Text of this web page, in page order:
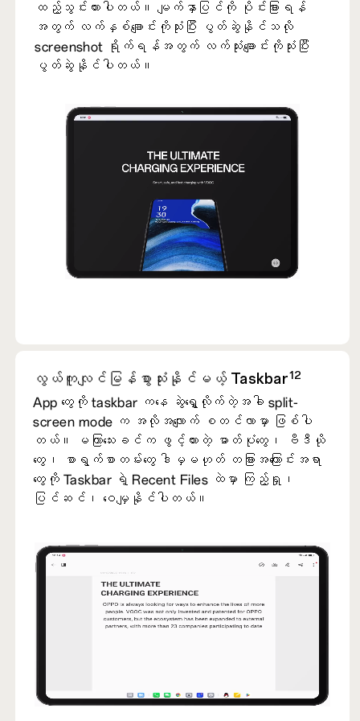
ထည့်သွင်းထားပါတယ်။ မျက်နှာပြင်ကို ပိုင်းခြားရန်
အတွက် လက်နှစ်ချောင်းကိုသုံးပြီး ပွတ်ဆွဲနိုင်သလို
screenshot ရိုက်ရန်အတွက် လက်သုံးချောင်းကိုသုံးပြီး
ပွတ်ဆွဲနိုင်ပါတယ်။
လွယ်ကူလျင်မြန်စွာသုံးနိုင်မယ့် Taskbar12
App တွေကို taskbar ကနေ ဆွဲရွှေ့လိုက်တဲ့အခါ split-
screen mode က အလိုအလျောက် စတင်လာမှာ ဖြစ်ပါ
တယ်။ မကြာသေးခင်က ဖွင့်ထားတဲ့ ဓာတ်ပုံတွေ၊ ဗီဒီယို
တွေ၊ စာရွက်စာတမ်းတွေ ဒါမှမဟုတ် တခြားအကြောင်းအရာ
တွေကို Taskbar ရဲ့ Recent Files ထဲမှာ ကြည့်ရှု၊
ပြင်ဆင်၊ ဝေမျှနိုင်ပါတယ်။